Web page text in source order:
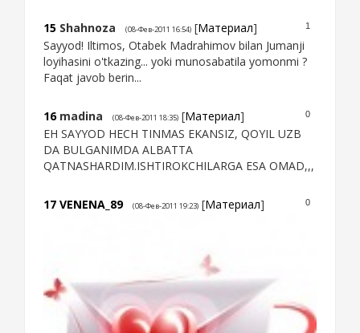
1
15 Shahnoza (08-Фев-2011 16:54) [Материал]
Sayyod! Iltimos, Otabek Madrahimov bilan Jumanji
loyihasini o'tkazing... yoki munosabatila yomonmi ?
Faqat javob berin...
0
16 madina (08-Фев-2011 18:35) [Материал]
EH SAYYOD HECH TINMAS EKANSIZ, QOYIL UZB
DA BULGANIMDA ALBATTA
QATNASHARDIM.ISHTIROKCHILARGA ESA OMAD,,,
0
17 VENENA_89 (08-Фев-2011 19:23) [Материал]